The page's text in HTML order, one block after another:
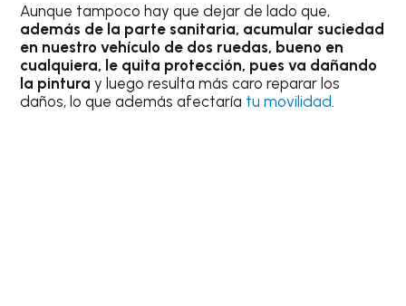
Aunque tampoco hay que dejar de lado que,
además de la parte sanitaria, acumular suciedad
en nuestro vehículo de dos ruedas, bueno en
cualquiera, le quita protección, pues va dañando
la pintura y luego resulta más caro reparar los
daños, lo que además afectaría tu movilidad.